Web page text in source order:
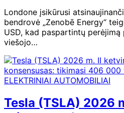
Londone įsikūrusi
bendrovė „Zenobē Energy“
USD, kad paspartintų perėjimą
viešojo…
ELEKTRINIAI AUTOMOBILIAI
Tesla (TSLA) 2026